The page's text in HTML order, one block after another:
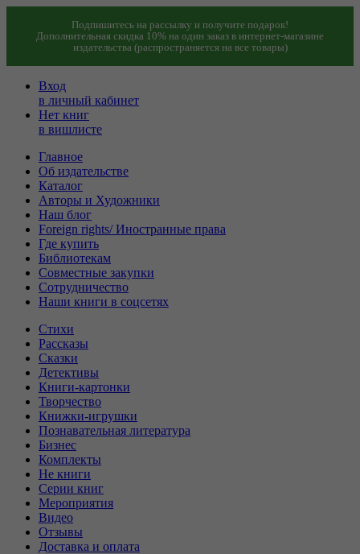
Подпишитесь на рассылку и получите подарок!
Дополнительная скидка 10% на один заказ в интернет-магазине
издательства (распространяется на все товары)
Вход
в личный кабинет
Нет книг
в вишлисте
Главное
Об издательстве
Каталог
Авторы и Художники
Наш блог
Foreign rights/ Иностранные права
Где купить
Библиотекам
Совместные закупки
Сотрудничество
Наши книги в соцсетях
Стихи
Рассказы
Сказки
Детективы
Книги-картонки
Творчество
Книжки-игрушки
Познавательная литература
Бизнес
Комплекты
Не книги
Серии книг
Мероприятия
Видео
Отзывы
Доставка и оплата